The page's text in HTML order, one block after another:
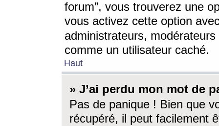
forum”, vous trouverez une
vous activez cette option
administrateurs,
comme un utilisateur caché.
Haut
» J’ai perdu mon mot de
Pas de panique ! Bien que
récupéré, il peut facilement